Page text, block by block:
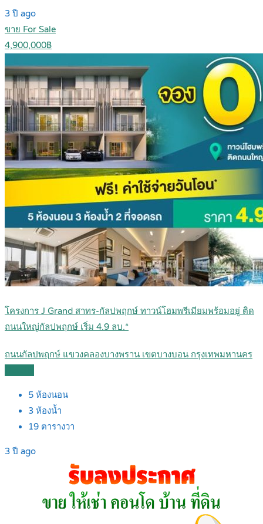
3 ปี ago
ขาย For Sale
4,900,000฿
โครงการ J Grand สาทร-กัลปพฤกษ์ ทาวน์โฮมพรีเมียมพร้อมอยู่ ติด
ถนนใหญ่กัลปพฤกษ์ เริ่ม 4.9 ลบ.*
ถนนกัลปพฤกษ์ แขวงคลองบางพราน เขตบางบอน กรุงเทพมหานคร
5 ห้องนอน
3 ห้องน้ำ
19 ตารางวา
3 ปี ago